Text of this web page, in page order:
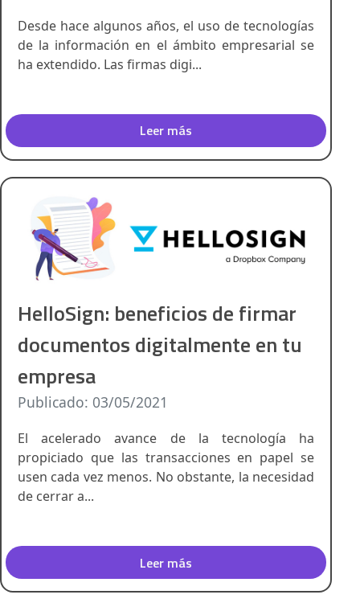
Desde hace algunos años, el uso de tecnologías
de la información en el ámbito empresarial se
ha extendido. Las firmas digi...
Leer más
HelloSign: beneficios de firmar
documentos digitalmente en tu
empresa
Publicado: 03/05/2021
El acelerado avance de la tecnología ha
propiciado que las transacciones en papel se
usen cada vez menos. No obstante, la necesidad
de cerrar a...
Leer más